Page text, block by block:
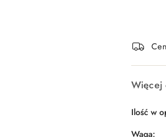
Więcej
Ilość w
Waga: